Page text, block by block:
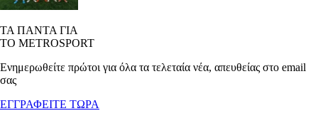
ΤΑ ΠΑΝΤΑ ΓΙΑ
ΤΟ METROSPORT
Ενημερωθείτε πρώτοι για όλα τα τελεταία νέα, απευθείας στο email
σας
ΕΓΓΡΑΦΕΙΤΕ ΤΩΡΑ